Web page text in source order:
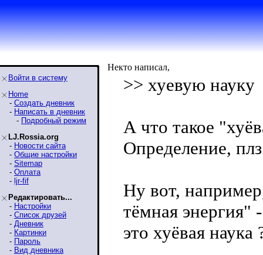
Войти в систему
Home
- Создать дневник
- Написать в дневник
- Подробный режим
LJ.Rossia.org
- Новости сайта
- Общие настройки
- Sitemap
- Оплата
- ljr-fif
Редактировать...
- Настройки
- Список друзей
- Дневник
- Картинки
- Пароль
- Вид дневника
Некто написал,
>> хуевую науку
А что такое
Определение,
Ну вот,
тёмная энергия" -
это хуёвая наука